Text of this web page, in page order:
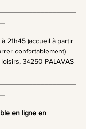
21h45 (accueil à partir
confortablement)
34250 PALAVAS
en ligne en